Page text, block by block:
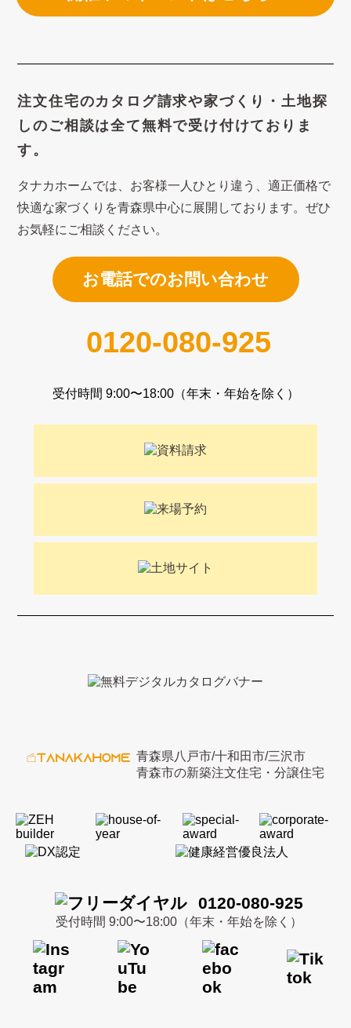
注文住宅のカタログ請求や家づくり・土地探
しのご相談は全て無料で受け付けておりま
す。
タナカホームでは、お客様一人ひとり違う、適正価格で
快適な家づくり を青森県中心に展開しております。ぜひ
お気軽にご相談ください。
お電話でのお問い合わせ
0120-080-925
受付時間 9:00〜18:00（年末・年始を除く）
青森県八戸市/十和田市/三沢市
青森市の新築注文住宅・分譲住宅
0120-080-925
受付時間 9:00〜18:00（年末・年始を除く）